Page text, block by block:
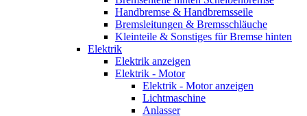
Handbremse & Handbremsseile
Bremsleitungen & Bremsschläuche
Kleinteile & Sonstiges für Bremse hinten
Elektrik
Elektrik anzeigen
Elektrik - Motor
Elektrik - Motor anzeigen
Lichtmaschine
Anlasser